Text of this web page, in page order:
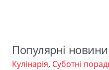
Популярні новини
Кулінарія, Суботні